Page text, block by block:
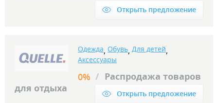
Открыть предложение
Одежда, Обувь, Для детей,
Аксессуары
0% / Распродажа товаров
для отдыха
Открыть предложение